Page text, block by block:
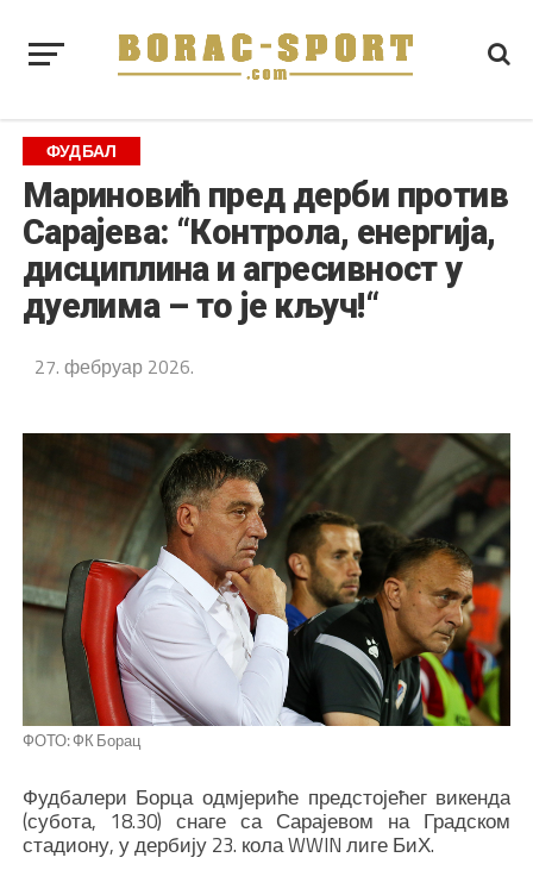
ФУДБАЛ
Мариновић пред дерби против
Сарајева: “Контрола, енергија,
дисциплина и агресивност у
дуелима – то је кључ!“
27. фебруар 2026.
ФОТО: ФК Борац
Фудбалери Борца одмјериће предстојећег викенда
(субота, 18.30) снаге са Сарајевом на Градском
стадиону, у дербију 23. кола WWIN лиге БиХ.